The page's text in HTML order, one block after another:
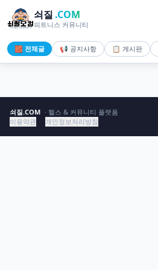
쇠질 .COM
피트니스 커뮤니티
🧱 전체글 📢 공지사항 📋 게시판
쇠질.COM · 헬스 & 커뮤니티 플랫폼
이용약관
개인정보처리방침